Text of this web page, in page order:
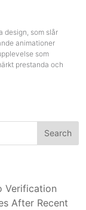
design, som slår
animationer
som
prestanda och
Search
Verification
After Recent